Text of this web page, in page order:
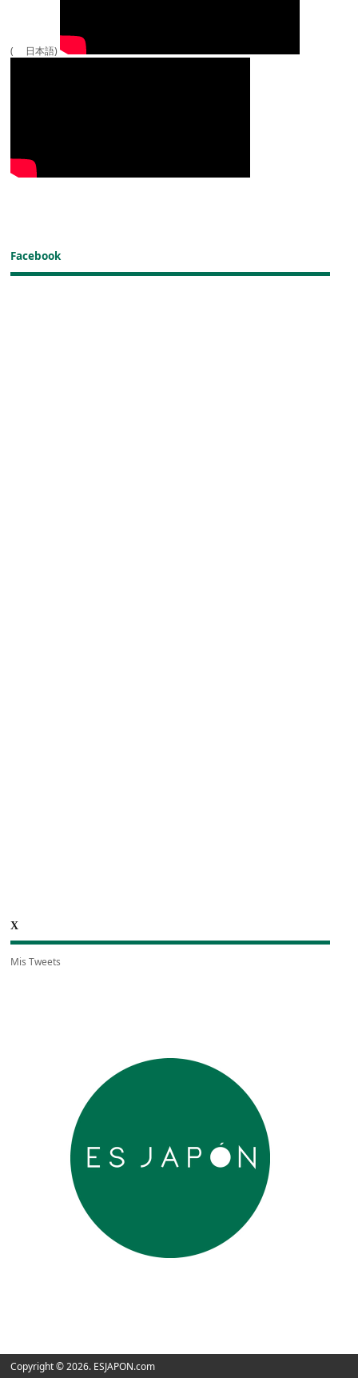
( 日本語)
Facebook
X
Mis Tweets
Copyright © 2026. ESJAPON.com